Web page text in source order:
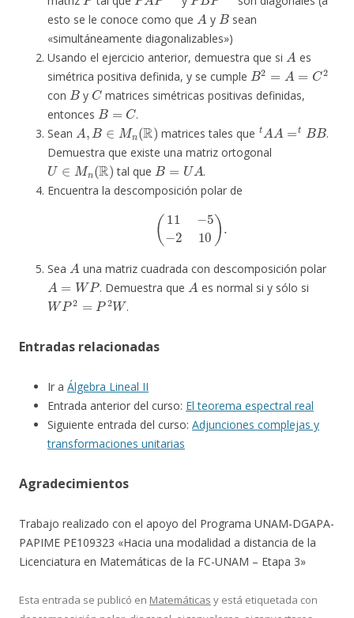
esto se le conoce como que
A
y
B
sean
«simultáneamente diagonalizables»)
Usando el ejercicio anterior, demuestra que si
A
es
simétrica positiva definida, y se cumple
B2= A =C 2
con
B
y
C
matrices simétricas positivas definidas,
entonces
B=C
.
Sean
A,B∈ n(R )
matrices tales que
t A A= B B
.
Demuestra que existe una matriz ortogonal
U∈Mn(R)
tal que
B=UA
.
Encuentra la descomposición polar de
11 − 10
Sea
A
una matriz cuadrada con descomposición polar
A=WP
. Demuestra que
A
es normal si y sólo si
WP2= P2W
.
Entradas relacionadas
Ir a Álgebra Lineal II
Entrada anterior del curso: El teorema espectral real
Siguiente entrada del curso: Adjunciones complejas y
transformaciones unitarias
Agradecimientos
Trabajo realizado con el apoyo del Programa UNAM-DGAPA-
PAPIME PE109323 «Hacia una modalidad a distancia de la
Licenciatura en Matemáticas de la FC-UNAM – Etapa 3»
Esta entrada se publicó en Matemáticas y está etiquetada con